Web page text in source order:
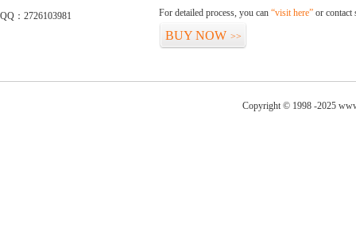
QQ：2726103981
For detailed process, you can “visit here” or contact
BUY NOW >>
Copyright © 1998 -2025